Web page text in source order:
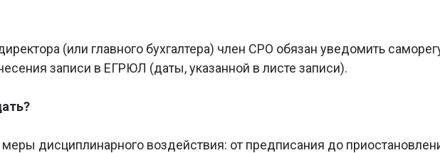
(или главного бухгалтера) член СРО обязан уведомить
записи в ЕГРЮЛ (даты, указанной в листе записи).
дисциплинарного воздействия: от предписания до